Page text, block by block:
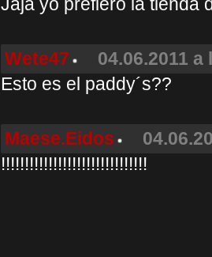
Wete47
04.06.2011 a
Esto es el paddy´s??
Maese.Eidos
!!!!!!!!!!!!!!!!!!!!!!!!!!!!!!!